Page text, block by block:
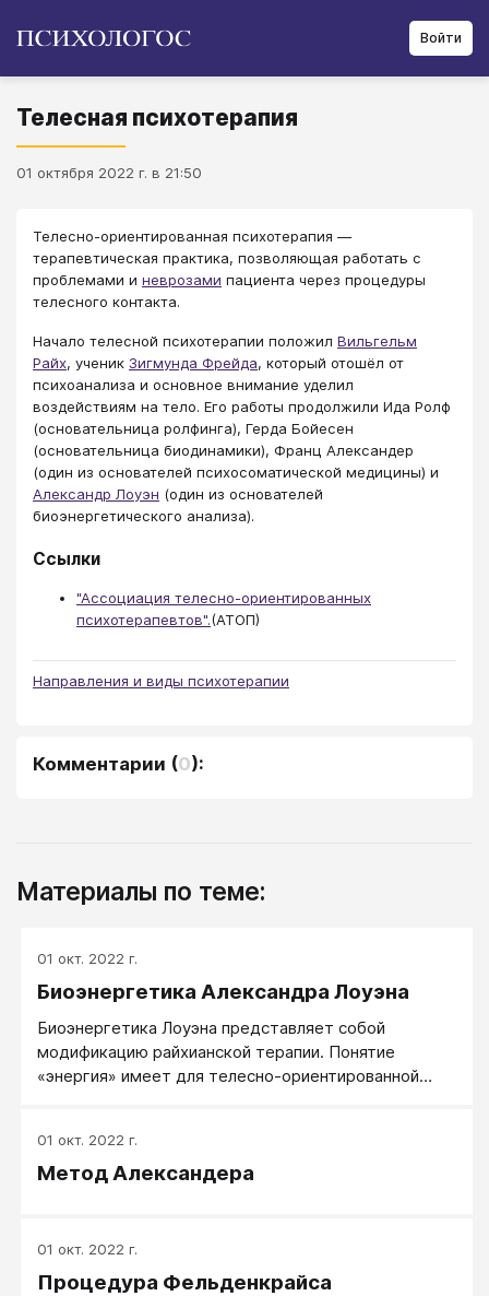
Войти
Телесная психотерапия
01 октября 2022 г. в 21:50
Телесно-ориентированная психотерапия —
терапевтическая практика, позволяющая работать с
проблемами и неврозами пациента через процедуры
телесного контакта.
Начало телесной психотерапии положил Вильгельм
Райх, ученик Зигмунда Фрейда, который отошёл от
психоанализа и основное внимание уделил
воздействиям на тело. Его работы продолжили Ида Ролф
(основательница ролфинга), Герда Бойесен
(основательница биодинамики), Франц Александер
(один из основателей психосоматической медицины) и
Александр Лоуэн (один из основателей
биоэнергетического анализа).
Ссылки
"Ассоциация телесно-ориентированных
психотерапевтов".(АТОП)
Направления и виды психотерапии
Комментарии (0):
Материалы по теме:
01 окт. 2022 г.
Биоэнергетика Александра Лоуэна
Биоэнергетика Лоуэна представляет собой
модификацию райхианской терапии. Понятие
«энергия» имеет для телесно-ориентированной
01 окт. 2022 г.
Метод Александера
01 окт. 2022 г.
Процедура Фельденкрайса